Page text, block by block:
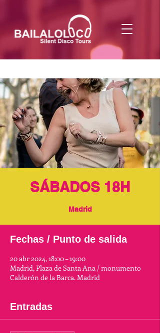
SÁBADOS 18H
Madrid
Fechas / Punto de salida
20 abr 2024, 18:00 – 19:00
Madrid, Plaza de Santa Ana / monumento
Calderón de la Barca. Madrid
Entradas